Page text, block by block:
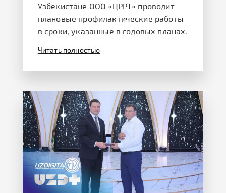
Узбекистане ООО «ЦРРТ» проводит
плановые профилактические работы
в сроки, указанные в годовых планах.
Читать полностью